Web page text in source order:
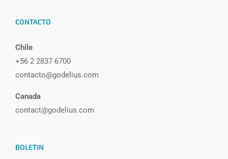
CONTACTO
Chile
+56 2 2837 6700
contacto@godelius.com
Canada
contact@godelius.com
BOLETIN